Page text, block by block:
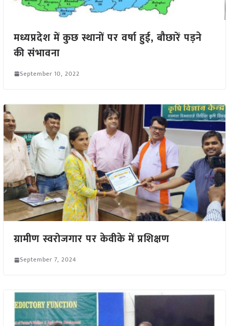
मध्यप्रदेश में कुछ स्थानों पर वर्षा हुई, बौछारें पड़ने
की संभावना
September 10, 2022
ग्रामीण स्वरोजगार पर केवीके में प्रशिक्षण
September 7, 2024